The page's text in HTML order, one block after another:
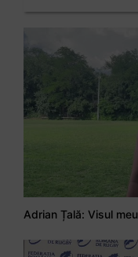
Adrian Țală: Visul